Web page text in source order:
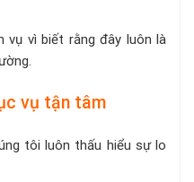
vụ vì biết rằng đây luôn là
vụ tận tâm
tôi luôn thấu hiểu sự lo